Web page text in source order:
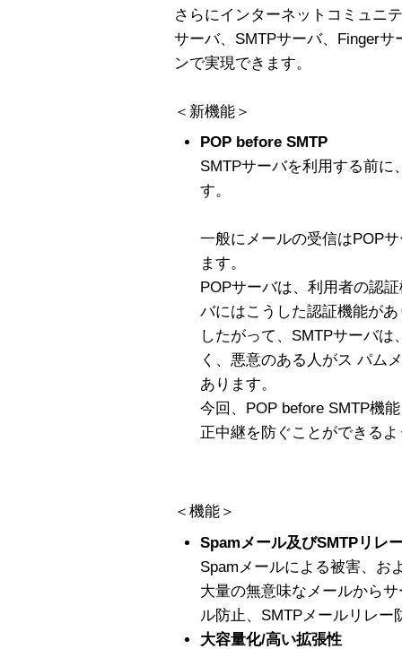
さらにインターネットコミュニ
サーバ、SMTPサーバ、Finger
ンで実現できます。
＜新機能＞
POP before SMTP
SMTPサーバを利用する前
す。
一般にメールの受信はPOP
ます。
POPサーバは、利用者の認
バにはこうした認証機能が
したがって、SMTPサーバ
く、悪意のある人がス パム
あります。
今回、POP before SMTP機
正中継を防ぐことができる
＜機能＞
Spamメール及びSMTPリレ
Spamメールによる被害、お
大量の無意味なメールから
ル防止、SMTPメールリレー
大容量化/高い拡張性